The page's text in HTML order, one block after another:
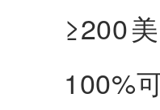
≥200
100%